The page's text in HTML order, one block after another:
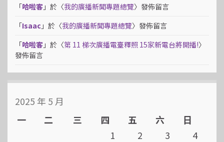
「哈啦客 」於〈我的廣播新聞專題總覽〉發佈留言
「Isaac 」於〈我的廣播新聞專題總覽〉發佈留言
「哈啦客 」於〈第 11 梯次廣播電臺釋照 15家新電台將開播!〉
發佈留言
2025 年 5 月
一
二 三 四 五 六
日
1
2 3
4